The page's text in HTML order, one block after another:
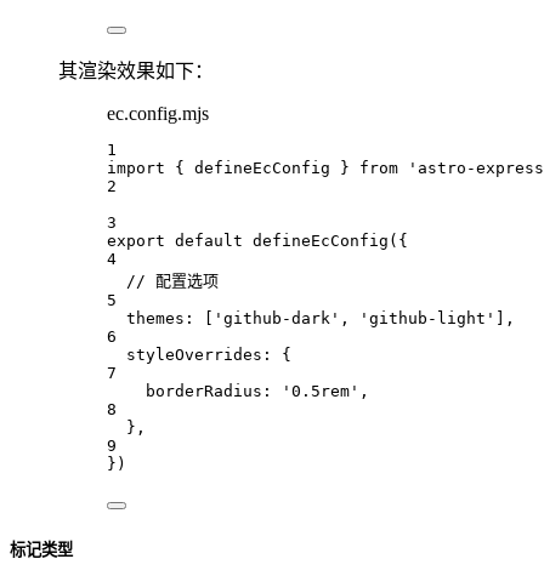
其渲染效果如下：
ec.config.mjs
1
import { defineEcConfig } from
'astro-
2
3
export default defineEcConfig ({
4
// 配置选项
5
themes : 'github-dark' , 'github-light'
],
6
styleOverrides :
{
7
borderRadius : '0.5rem' ,
8
},
9
})
标记类型